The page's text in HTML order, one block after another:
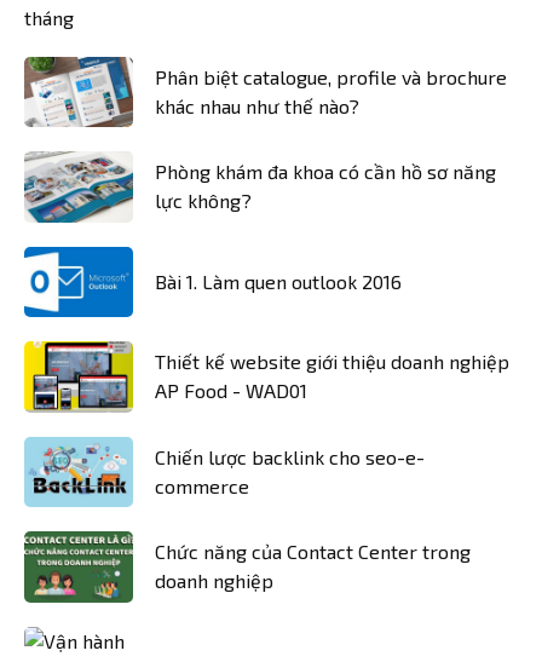
Phân biệt catalogue, profile và brochure
khác nhau như thế nào?
Phòng khám đa khoa có cần hồ sơ năng
lực không?
Bài 1. Làm quen outlook 2016
Thiết kế website giới thiệu doanh nghiệp
AP Food - WAD01
Chiến lược backlink cho seo-e-
commerce
Chức năng của Contact Center trong
doanh nghiệp